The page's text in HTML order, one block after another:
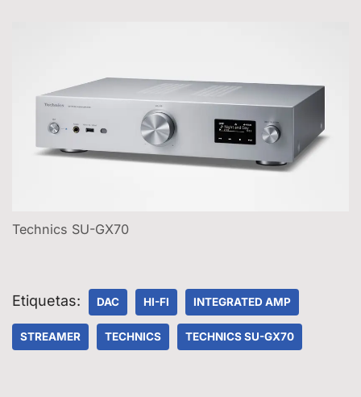
Technics SU-GX70
Etiquetas: DAC HI-FI INTEGRATED AMP
STREAMER TECHNICS TECHNICS SU-GX70